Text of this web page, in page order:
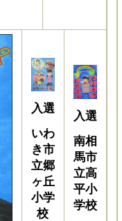
入選
いわ
き市
立郷
ヶ丘
小学
校
入選
南相
馬市
立高
平小
学校